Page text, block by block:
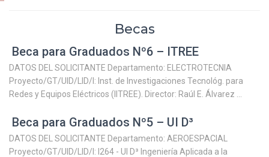
Becas
Beca para Graduados Nº6 – ITREE
DATOS DEL SOLICITANTE Departamento: ELECTROTECNIA
Proyecto/GT/UID/LID/I: Inst. de Investigaciones Tecnológ. para
Redes y Equipos Eléctricos (IITREE). Director: Raúl E. Álvarez ...
Beca para Graduados Nº5 – UI D³
DATOS DEL SOLICITANTE Departamento: AEROESPACIAL
Proyecto/GT/UID/LID/I: I264 - UI D³ Ingeniería Aplicada a la